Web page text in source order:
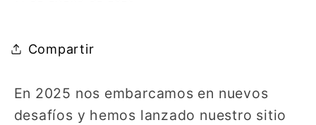
Compartir
En 2025 nos embarcamos en nuevos
desafíos y hemos lanzado nuestro sitio